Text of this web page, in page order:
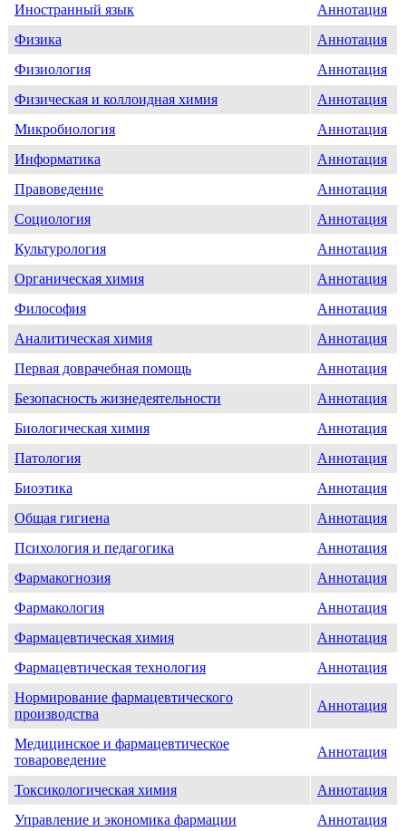
Иностранный язык
Аннотация
Физика
Аннотация
Физиология
Аннотация
Физическая и коллоидная химия
Аннотация
Микробиология
Аннотация
Информатика
Аннотация
Правоведение
Аннотация
Социология
Аннотация
Культурология
Аннотация
Органическая химия
Аннотация
Философия
Аннотация
Аналитическая химия
Аннотация
Первая доврачебная помощь
Аннотация
Безопасность жизнедеятельности
Аннотация
Биологическая химия
Аннотация
Патология
Аннотация
Биоэтика
Аннотация
Общая гигиена
Аннотация
Психология и педагогика
Аннотация
Фармакогнозия
Аннотация
Фармакология
Аннотация
Фармацевтическая химия
Аннотация
Фармацевтическая технология
Аннотация
Нормирование фармацевтического
производства
Аннотация
Медицинское и фармацевтическое
товароведение
Аннотация
Токсикологическая химия
Аннотация
Управление и экономика фармации
Аннотация